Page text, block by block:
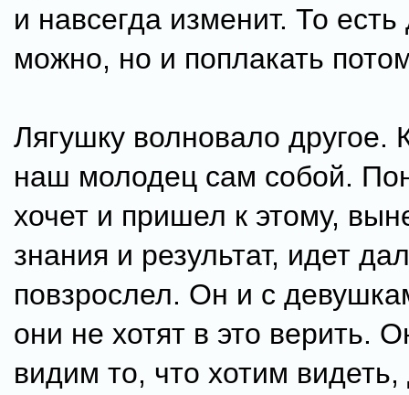
и навсегда изменит. То есть
можно, но и поплакать
Лягушку волновало другое.
наш молодец сам собой.
хочет и пришел к этому,
знания и результат, идет
повзрослел. Он и с
они не хотят в это верить.
видим то, что хотим видеть,